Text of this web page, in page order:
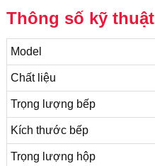
Thông số kỹ thuật
Model
Chất liệu
Trọng lượng bếp
Kích thước bếp
Trọng lượng hộp